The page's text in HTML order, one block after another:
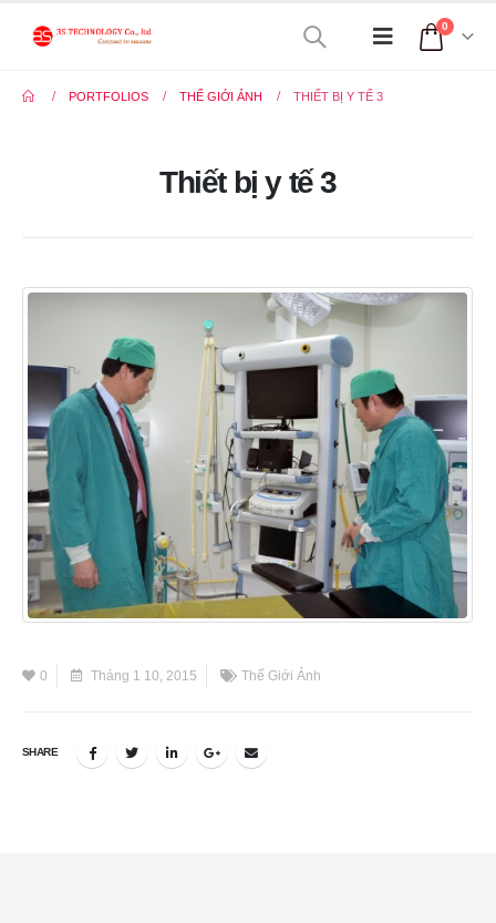
0
PORTFOLIOS THẾ GIỚI ẢNH THIẾT BỊ Y TẾ 3
Thiết bị y tế 3
0 Tháng 1 10, 2015 Thế Giới Ảnh
SHARE